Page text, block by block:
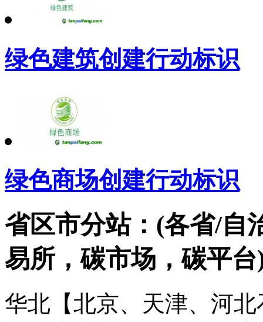
绿色建筑创建行动标识
绿色商场创建行动标识
省区市分站：(各省/自
易所，碳市场，碳平台
华北【北京、天津、河